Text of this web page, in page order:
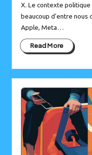
X. Le contexte
beaucoup d'entre nous
Apple, Meta…
Read More